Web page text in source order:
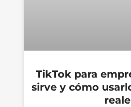
TikTok para
sirve y cómo